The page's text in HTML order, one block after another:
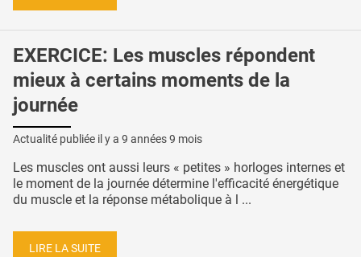
EXERCICE: Les muscles répondent
mieux à certains moments de la
journée
Actualité publiée il y a 9 années 9 mois
Les muscles ont aussi leurs « petites » horloges internes et
le moment de la journée détermine l'efficacité énergétique
du muscle et la réponse métabolique à l ...
LIRE LA SUITE